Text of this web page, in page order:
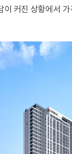
커진 상황에서